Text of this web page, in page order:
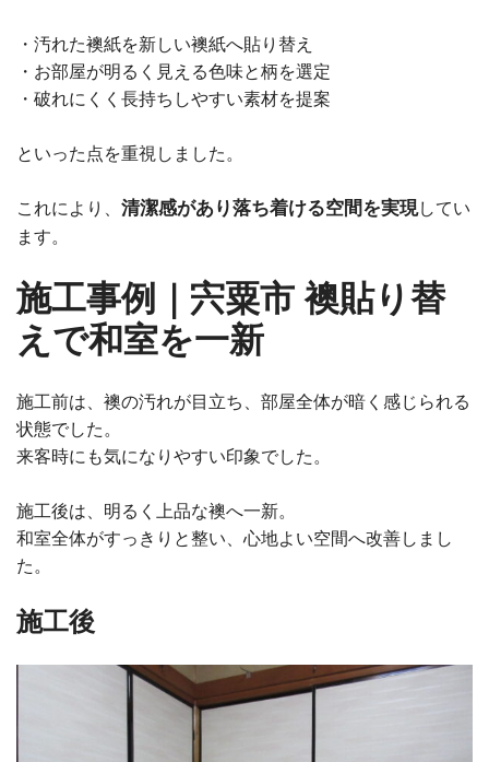
・汚れた襖紙を新しい襖紙へ貼り替え
・お部屋が明るく見える色味と柄を選定
・破れにくく長持ちしやすい素材を提案
といった点を重視しました。
これにより、 清潔感があり落ち着ける空間を実現してい
ます。
施工事例｜宍粟市 襖貼り替
えで和室を一新
施工前は、襖の汚れが目立ち、部屋全体が暗く感じられる
状態でした。
来客時にも気になりやすい印象でした。
施工後は、明るく上品な襖へ一新。
和室全体がすっきりと整い、心地よい空間へ改善しまし
た。
施工後